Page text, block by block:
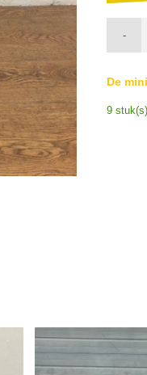
€16,50.
De
9